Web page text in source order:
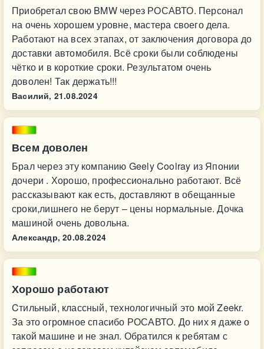
Приобретал свою BMW через РОСАВТО. Персонал
на очень хорошем уровне, мастера своего дела.
Работают на всех этапах, от заключения договора до
доставки автомобиля. Всё сроки были соблюдены
чётко и в короткие сроки. Результатом очень
доволен! Так держать!!!
Василий, 21.08.2024
Всем доволен
Брал через эту компанию Geely Coolray из Японии
дочери . Хорошо, профессионально работают. Всё
рассказывают как есть, доставляют в обещанные
сроки,лишнего не берут – цены нормальные. Дочка
машиной очень довольна.
Александр, 20.08.2024
Хорошо работают
Cтильный, классный, технологичный это мой Zeekr.
За это огромное спасибо РОСАВТО. До них я даже о
такой машине и не знал. Обратился к ребятам с